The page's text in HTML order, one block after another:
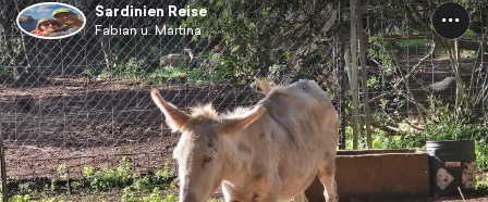
Sardinien Reise
Fabian u. Martina